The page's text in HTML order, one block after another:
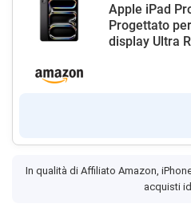
Apple iPad
Progettato
display Ultra
In qualità di Affiliato Amazon,
acquisti